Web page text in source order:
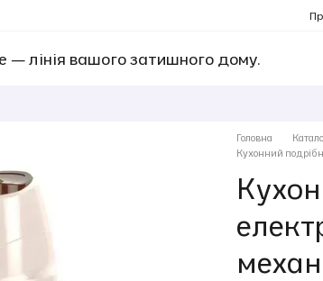
— лінія вашого затишного дому.
Головна
Кухонний